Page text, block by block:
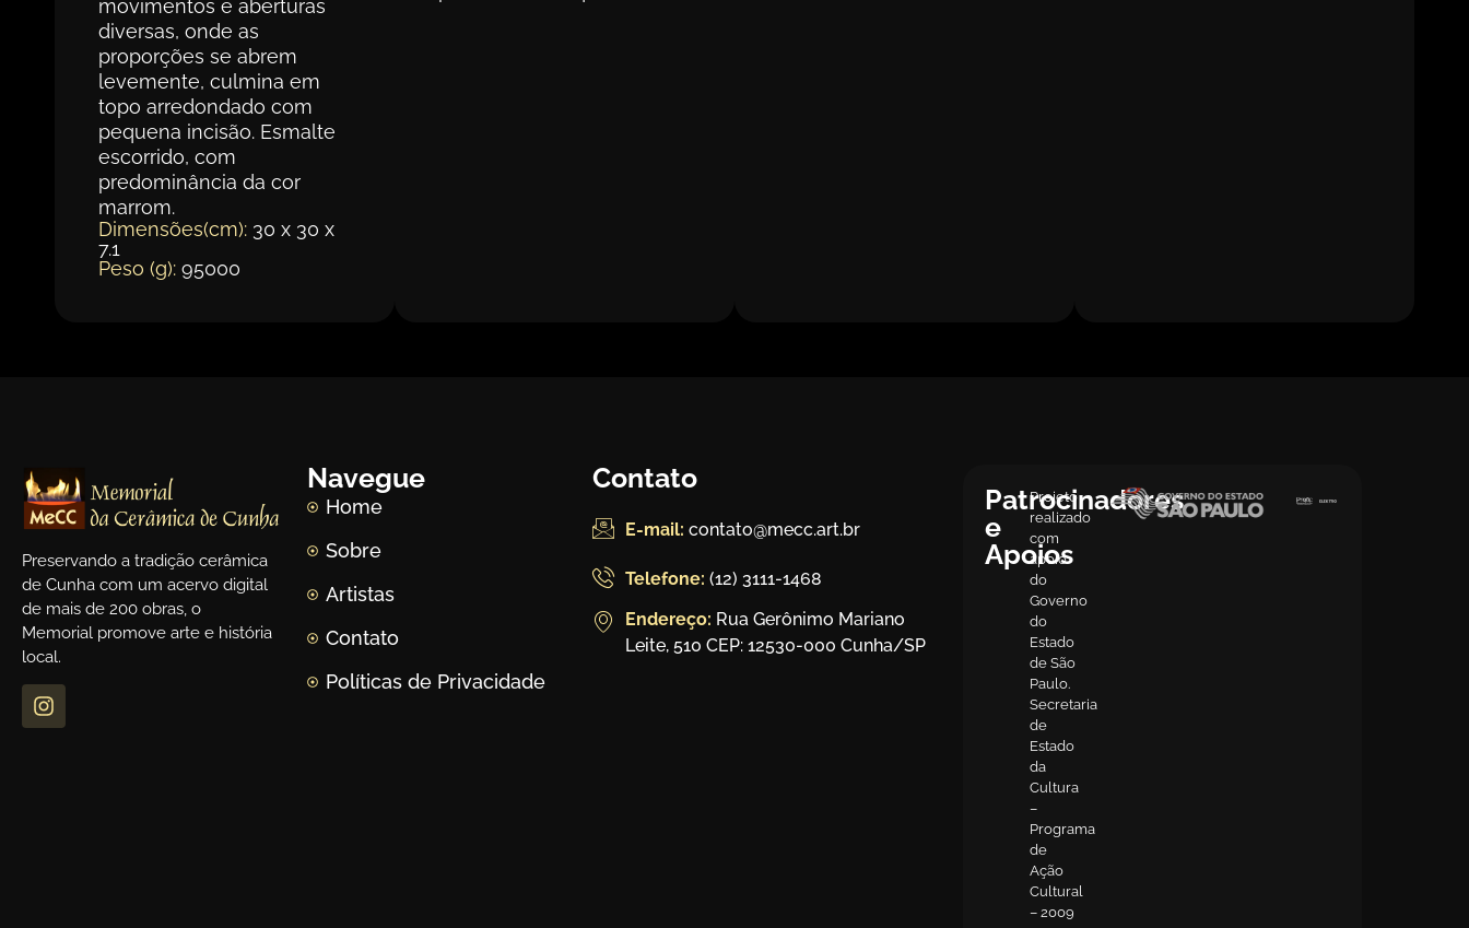
movimentos e aberturas
diversas, onde as
proporções se abrem
levemente, culmina em
topo arredondado com
pequena incisão. Esmalte
escorrido, com
predominância da cor
marrom.
Dimensões(cm): 30 x 30 x
7.1
Peso (g): 95000
Preservando a tradição cerâmica
de Cunha com um acervo digital
de mais de 200 obras, o
Memorial promove arte e história
local.
Navegue
Home
Sobre
Artistas
Contato
Políticas de Privacidade
Contato
E-mail: contato@mecc.art.br
Telefone: (12) 3111-1468
Endereço: Rua Gerônimo Mariano
Leite, 510 CEP: 12530-000 Cunha/SP
Patrocinadores
e
Apoios
Projeto
realizado
com
apoio
do
Governo
do
Estado
de São
Paulo.
Secretaria
de
Estado
da
Cultura
–
Programa
de
Ação
Cultural
– 2009